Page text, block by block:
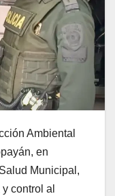
Ambiental
en
Municipal,
control al